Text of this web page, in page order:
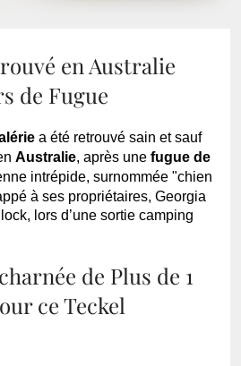
en Australie
de Fugue
a été retrouvé sain et sauf
Australie, après une fugue de
intrépide, surnommée "chien
à ses propriétaires, Georgia
lors d’une sortie camping
de Plus de 1
ce Teckel